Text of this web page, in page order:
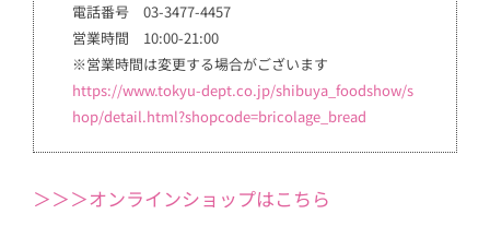
電話番号 03-3477-4457
営業時間 10:00-21:00
※営業時間は変更する場合がございます
https://www.tokyu-dept.co.jp/shibuya_foodshow/s
hop/detail.html?shopcode=bricolage_bread
＞＞＞オンラインショップはこちら